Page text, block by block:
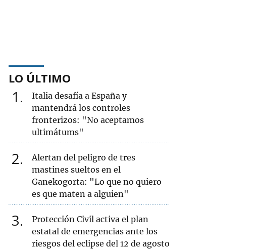
LO ÚLTIMO
1
Italia desafía a España y
mantendrá los controles
fronterizos: "No aceptamos
ultimátums"
2
Alertan del peligro de tres
mastines sueltos en el
Ganekogorta: "Lo que no quiero
es que maten a alguien"
3
Protección Civil activa el plan
estatal de emergencias ante los
riesgos del eclipse del 12 de agosto